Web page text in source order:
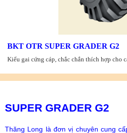
BKT OTR SUPER GRADER G2
Kiểu gai cứng cáp, chắc chắn thích hợp cho
SUPER GRADER G2
Thăng Long là đơn vị chuyên cung